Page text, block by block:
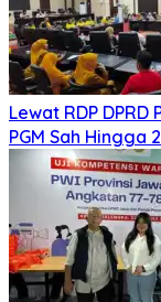
Lewat RDP DPRD
PGM Sah Hingga